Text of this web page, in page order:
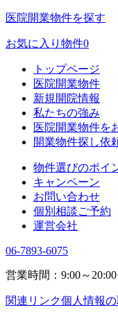
医院開業物件を探す
お気に入り物件0
トップページ
医院開業物件
新規開院情報
私たちの強み
医院開業物件を
開業物件探し依
物件選びのポイ
キャンペーン
お問い合わせ
個別相談ご予約
運営会社
06-7893-6075
営業時間：9:00～20:00
関連リンク個人情報